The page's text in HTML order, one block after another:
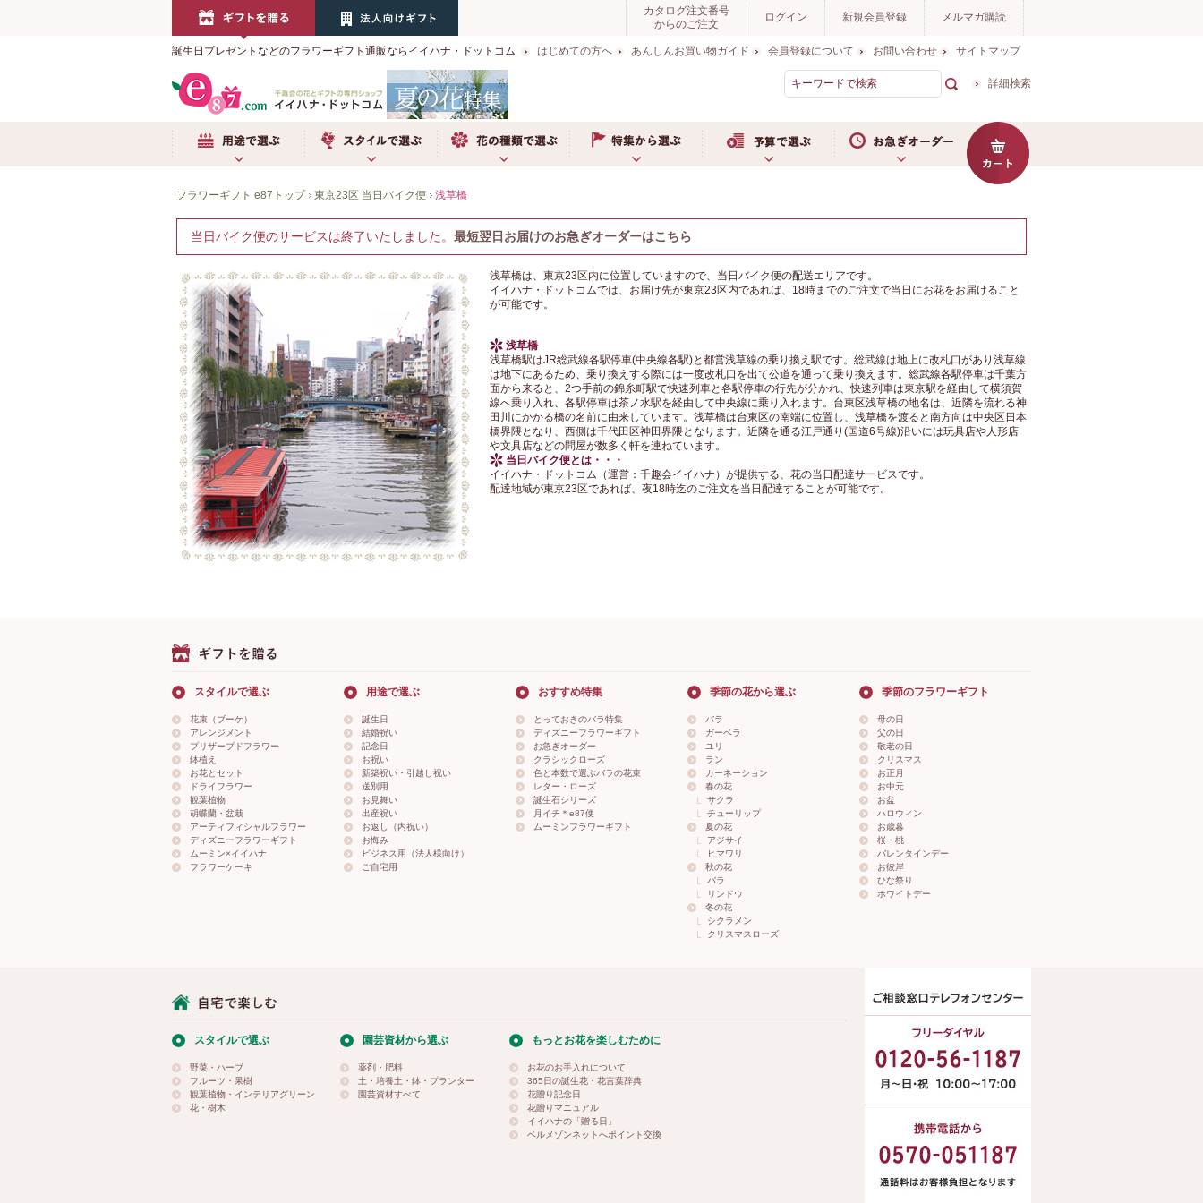
カタログ注文番号
からのご注文
ログイン 新規会員登録 メルマガ購読
誕生日プレゼントなどのフラワーギフト通販ならイイハナ・ドットコム はじめての方へ あんしんお買い物ガイド 会員登録について お問い合わせ サイトマップ
詳細検索
フラワーギフト e87トップ
東京23区 当日バイク便
浅草橋
当日バイク便のサービスは終了いたしました。 最短翌日お届けのお急ぎオーダーはこちら
浅草橋は、東京23区内に位置していますので、当日バイク便の配送エリアです。
イイハナ・ドットコムでは、お届け先が東京23区内であれば、18時までのご注文で当日にお花をお届けること
が可能です。
浅草橋
浅草橋駅はJR総武線各駅停車(中央線各駅)と都営浅草線の乗り換え駅です。総武線は地上に改札口があり浅草線
は地下にあるため、乗り換えする際には一度改札口を出て公道を通って乗り換えます。総武線各駅停車は千葉方
面から来ると、2つ手前の錦糸町駅で快速列車と各駅停車の行先が分かれ、快速列車は東京駅を経由して横須賀
線へ乗り入れ、各駅停車は茶ノ水駅を経由して中央線に乗り入れます。台東区浅草橋の地名は、近隣を流れる神
田川にかかる橋の名前に由来しています。浅草橋は台東区の南端に位置し、浅草橋を渡ると南方向は中央区日本
橋界隈となり、西側は千代田区神田界隈となります。近隣を通る江戸通り(国道6号線)沿いには玩具店や人形店
や文具店などの問屋が数多く軒を連ねています。
当日バイク便とは・・・
イイハナ・ドットコム（運営：千趣会イイハナ）が提供する、花の当日配達サービスです。
配達地域が東京23区であれば、夜18時迄のご注文を当日配達することが可能です。
スタイルで選ぶ
花束（ブーケ）
アレンジメント
プリザーブドフラワー
鉢植え
お花とセット
ドライフラワー
観葉植物
胡蝶蘭・盆栽
アーティフィシャルフラワー
ディズニーフラワーギフト
ムーミン×イイハナ
フラワーケーキ
用途で選ぶ
誕生日
結婚祝い
記念日
お祝い
新築祝い・引越し祝い
送別用
お見舞い
出産祝い
お返し（内祝い）
お悔み
ビジネス用（法人様向け）
ご自宅用
おすすめ特集
とっておきのバラ特集
ディズニーフラワーギフト
お急ぎオーダー
クラシックローズ
色と本数で選ぶバラの花束
レター・ローズ
誕生石シリーズ
月イチ＊e87便
ムーミンフラワーギフト
季節の花から選ぶ
バラ
ガーベラ
ユリ
ラン
カーネーション
春の花
サクラ
チューリップ
夏の花
アジサイ
ヒマワリ
秋の花
バラ
リンドウ
冬の花
シクラメン
クリスマスローズ
季節のフラワーギフト
母の日
父の日
敬老の日
クリスマス
お正月
お中元
お盆
ハロウィン
お歳暮
桜・桃
バレンタインデー
お彼岸
ひな祭り
ホワイトデー
スタイルで選ぶ
野菜・ハーブ
フルーツ・果樹
観葉植物・インテリアグリーン
花・樹木
園芸資材から選ぶ
薬剤・肥料
土・培養土・鉢・プランター
園芸資材すべて
もっとお花を楽しむために
お花のお手入れについて
365日の誕生花・花言葉辞典
花贈り記念日
花贈りマニュアル
イイハナの「贈る日」
ベルメゾンネットへポイント交換